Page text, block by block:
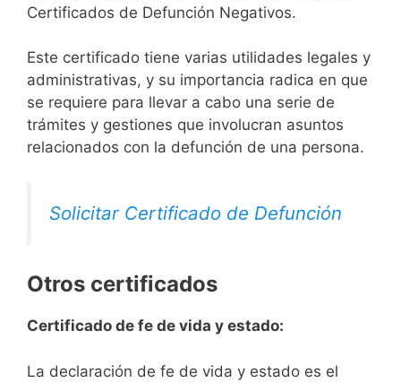
Certificados de Defunción Negativos.
Este certificado tiene varias utilidades legales y
administrativas, y su importancia radica en que
se requiere para llevar a cabo una serie de
trámites y gestiones que involucran asuntos
relacionados con la defunción de una persona.
Solicitar Certificado de Defunción
Otros certificados
Certificado de fe de vida y estado:
La declaración de fe de vida y estado es el